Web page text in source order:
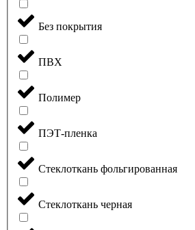
Без покрытия
ПВХ
Полимер
ПЭТ-пленка
Стеклоткань фольгированная
Стеклоткань черная